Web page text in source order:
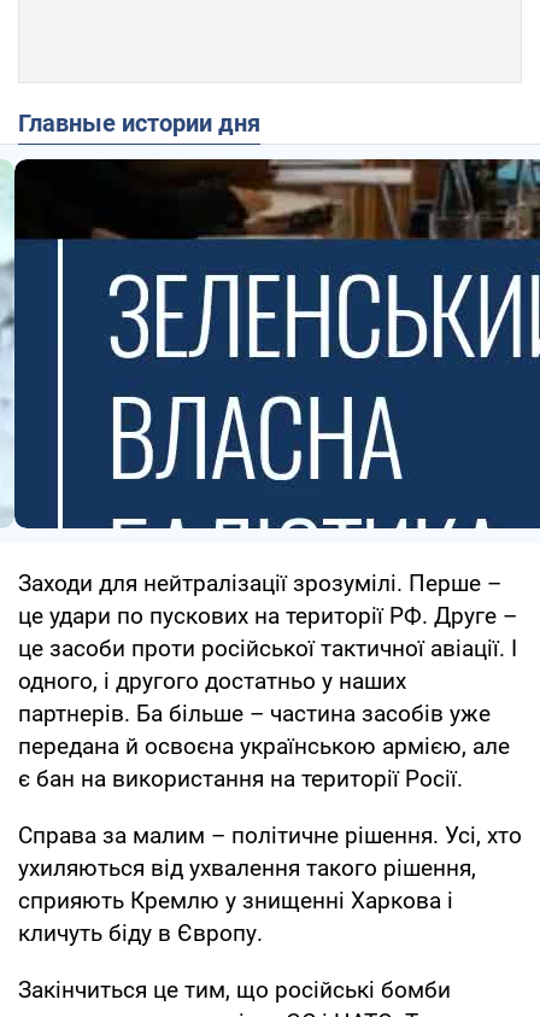
Главные истории дня
Заходи для нейтралізації зрозумілі. Перше –
це удари по пускових на території РФ. Друге –
це засоби проти російської тактичної авіації. І
одного, і другого достатньо у наших
партнерів. Ба більше – частина засобів уже
передана й освоєна українською армією, але
є бан на використання на території Росії.
Справа за малим – політичне рішення. Усі, хто
ухиляються від ухвалення такого рішення,
сприяють Кремлю у знищенні Харкова і
кличуть біду в Європу.
Закінчиться це тим, що російські бомби